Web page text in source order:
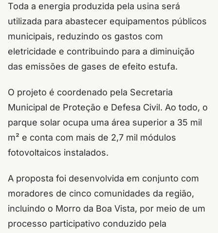
Toda a energia produzida pela usina será
utilizada para abastecer equipamentos públicos
municipais, reduzindo os gastos com
eletricidade e contribuindo para a diminuição
das emissões de gases de efeito estufa.
O projeto é coordenado pela Secretaria
Municipal de Proteção e Defesa Civil. Ao todo, o
parque solar ocupa uma área superior a 35 mil
m² e conta com mais de 2,7 mil módulos
fotovoltaicos instalados.
A proposta foi desenvolvida em conjunto com
moradores de cinco comunidades da região,
incluindo o Morro da Boa Vista, por meio de um
processo participativo conduzido pela